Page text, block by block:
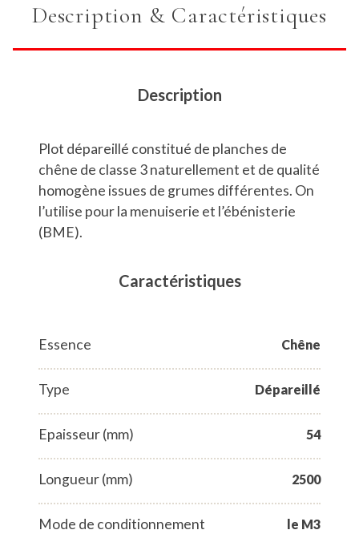
Description & Caractéristiques
Description
Plot dépareillé constitué de planches de
chêne de classe 3 naturellement et de qualité
homogène issues de grumes différentes. On
l’utilise pour la menuiserie et l’ébénisterie
(BME).
Caractéristiques
Essence Chêne
Type Dépareillé
Epaisseur (mm) 54
Longueur (mm) 2500
Mode de conditionnement le M3